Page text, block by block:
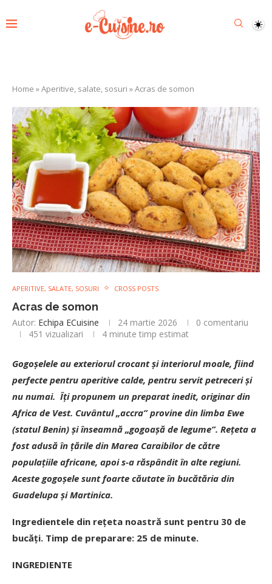
Home »Aperitive, salate, sosuri »Acras de somon
APERITIVE, SALATE, SOSURI CROSS POSTS
Acras de somon
Autor: Echipa ECuisine 24 martie 2026
0 comentariu
451 vizualizari 4 minute timp estimat
Gogoșelele au exteriorul crocant și interiorul moale, fiind
perfecte pentru aperitive calde, pentru servit petreceri și
nu numai. Îți propunem un preparat inedit, originar din
Africa de Vest. Cuvântul „accra” provine din limba Ewe
(statul Benin) și înseamnă „gogoașă de legume”. Rețeta a
fost adusă în țările din Marea Caraibilor de către
populațiile africane, apoi s-a răspândit în alte regiuni.
Aceste gogoșele sunt foarte căutate în bucătăria din
Guadelupa și Martinica.
Ingredientele din rețeta noastră sunt pentru 30 de
bucăți. Timp de preparare: 25 de minute.
INGREDIENTE